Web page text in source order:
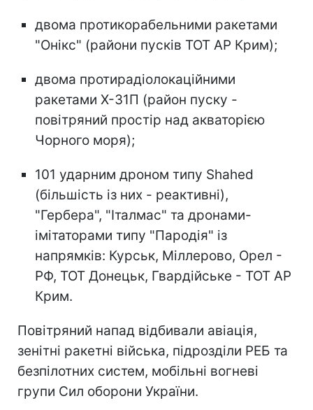
двома протикорабельними ракетами
"Онікс" (райони пусків ТОТ АР Крим);
двома протирадіолокаційними
ракетами Х-31П (район пуску -
повітряний простір над акваторією
Чорного моря);
101 ударним дроном типу Shahed
(більшість із них - реактивні),
"Гербера", "Італмас" та дронами-
імітаторами типу "Пародія" із
напрямків: Курськ, Міллерово, Орел -
РФ, ТОТ Донецьк, Гвардійське - ТОТ АР
Крим.
Повітряний напад відбивали авіація,
зенітні ракетні війська, підрозділи РЕБ та
безпілотних систем, мобільні вогневі
групи Сил оборони України.